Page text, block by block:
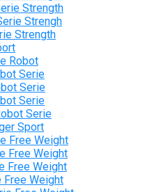
Strength
Strengh
Strength
Robot
Serie
Serie
Serie
Serie
Sport
Free Weight
Free Weight
Free Weight
Free Weight